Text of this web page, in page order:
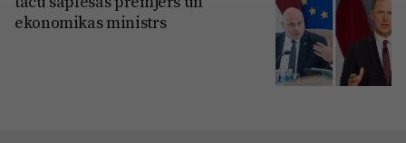
ekonomikas ministrs